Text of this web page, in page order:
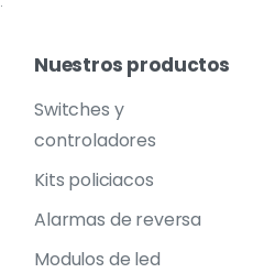
Nuestros productos
Switches y
controladores
Kits policiacos
Alarmas de reversa
Modulos de led